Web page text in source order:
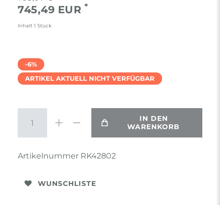
745,49 EUR *
Inhalt 1 Stück
-6%
ARTIKEL AKTUELL NICHT VERFÜGBAR
IN DEN
WARENKORB
Artikelnummer RK42802
WUNSCHLISTE